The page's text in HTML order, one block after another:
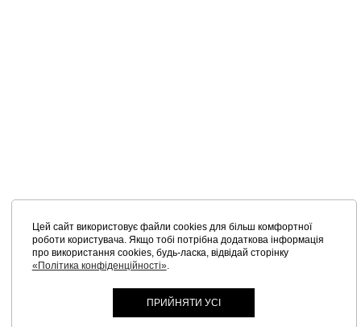
Цей сайт використовує файли cookies для більш комфортної
роботи користувача. Якщо тобі потрібна додаткова інформація
про використання cookies, будь-ласка, відвідай сторінку
«Політика конфіденційності».
ПРИЙНЯТИ УСІ